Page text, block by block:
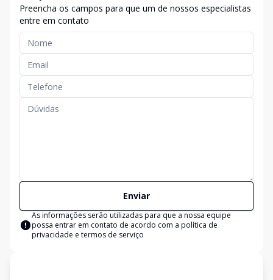
Preencha os campos para que um de nossos especialistas
entre em contato
Enviar
As informações serão utilizadas para que a nossa equipe
possa entrar em contato de acordo com a política de
privacidade e termos de serviço